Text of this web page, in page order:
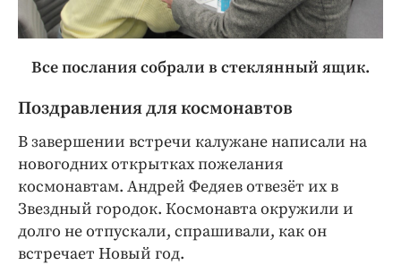
Все послания собрали в стеклянный ящик.
Поздравления для космонавтов
В завершении встречи калужане написали на
новогодних открытках пожелания
космонавтам. Андрей Федяев отвезёт их в
Звездный городок. Космонавта окружили и
долго не отпускали, спрашивали, как он
встречает Новый год.